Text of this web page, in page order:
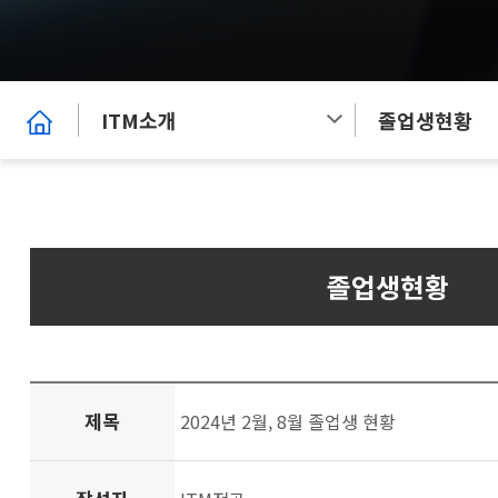
ITM소개 졸업생현황
졸업생현황
제목 2024년 2월, 8월 졸업생 현황